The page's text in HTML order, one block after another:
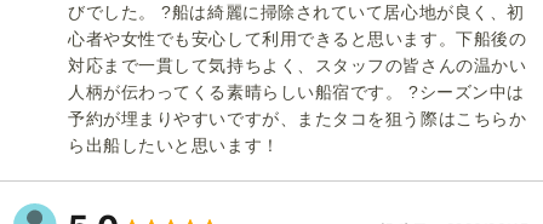
びでした。 ?船は綺麗に掃除されていて居心地が良く、初
心者や女性でも安心して利用できると思います。下船後の
対応まで一貫して気持ちよく、スタッフの皆さんの温かい
人柄が伝わってくる素晴らしい船宿です。 ?シーズン中は
予約が埋まりやすいですが、またタコを狙う際はこちらか
ら出船したいと思います！